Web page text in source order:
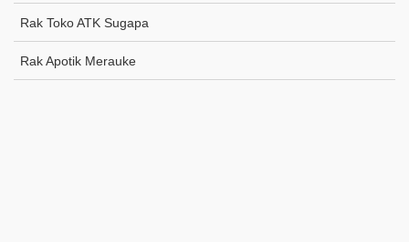
Rak Toko ATK Sugapa
Rak Apotik Merauke